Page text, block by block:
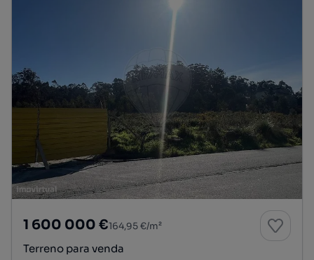
1 600 000 €164,95 €/m²
Terreno para venda